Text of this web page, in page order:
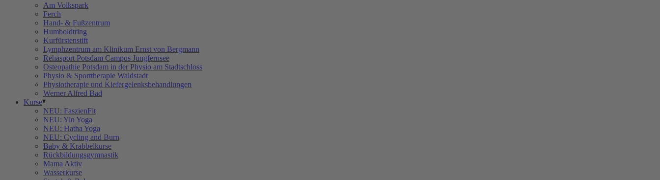
Am Volkspark
Ferch
Hand- & Fußzentrum
Humboldtring
Kurfürstenstift
Lymphzentrum am Klinikum Ernst von Bergmann
Rehasport Potsdam Campus Jungfernsee
Osteopathie Potsdam in der Physio am Stadtschloss
Physio & Sporttherapie Waldstadt
Physiotherapie und Kiefergelenksbehandlungen
Werner Alfred Bad
Kurse
NEU: FaszienFit
NEU: Yin Yoga
NEU: Hatha Yoga
NEU: Cycling and Burn
Baby & Krabbelkurse
Rückbildungsgymnastik
Mama Aktiv
Wasserkurse